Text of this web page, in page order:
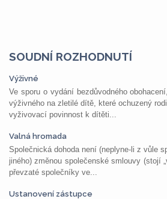
SOUDNÍ ROZHODNUTÍ
Výživné
Ve sporu o vydání bezdůvodného
výživného na zletilé dítě, které ochuzený
vyživovací povinnost k dítěti...
Valná hromada
Společnická dohoda není (neplyne-li z vůle
jiného) změnou společenské smlouvy (stojí
převzaté společníky ve...
Ustanovení zástupce